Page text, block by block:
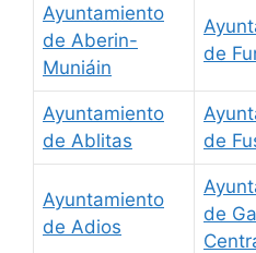
Ayuntamiento
de Aberin-
Muniáin
de
Ayuntamiento
de Ablitas
de
Ayuntamiento
de Adios
de